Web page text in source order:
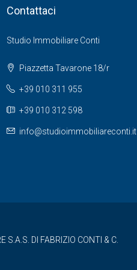
Contattaci
Studio Immobiliare Conti
Piazzetta Tavarone 18/r
+39 010 311 955
+39 010 312 598
info@studioimmobiliareconti.it
S.A.S. DI FABRIZIO CONTI & C.